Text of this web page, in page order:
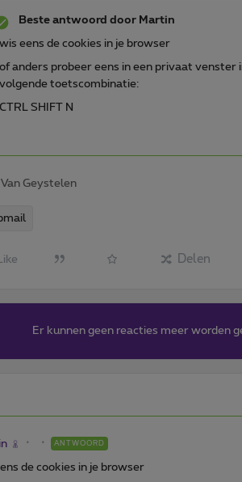
Beste antwoord door Martin
wis eens de cookies in je browser
of anders probeer eens in een privaat venster
volgende toetscombinatie:
CTRL SHIFT N
Van Geystelen
Like Delen
Er kunnen geen reacties meer worden
ANTWOORD
de cookies in je browser